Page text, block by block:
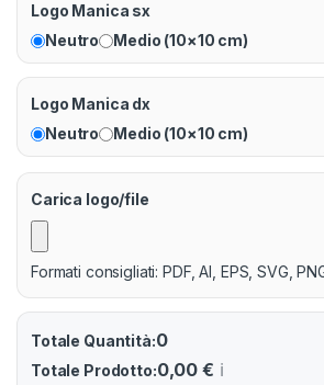
Logo Manica sx
Neutro
Medio (10×10 cm)
Logo Manica dx
Neutro
Medio (10×10 cm)
Carica logo/file
Formati consigliati: PDF, AI, EPS, SVG,
Totale Quantità:0
Totale Prodotto:0,00 € ℹ️